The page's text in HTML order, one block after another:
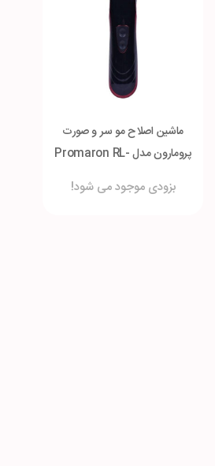
ماشین اصلاح مو سر و صورت
پرومارون مدل Promaron RL-
بزودی موجود می شود!